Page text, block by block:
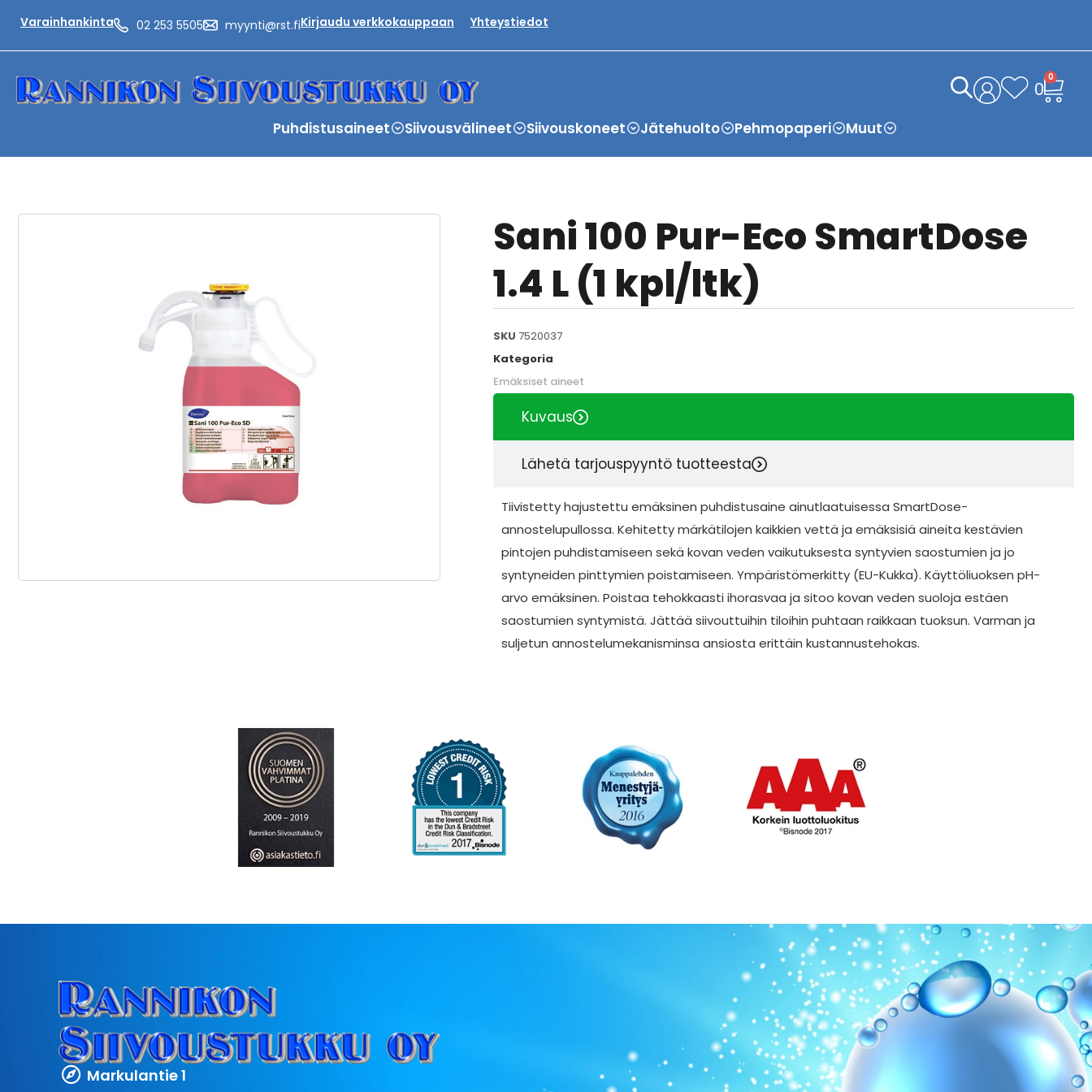
Varainhankinta 02 253 5505 myynti@rst.fiKirjaudu verkkokauppaan Yhteystiedot
0
0
Puhdistusaineet Siivousvälineet Siivouskoneet Jätehuolto Pehmopaperi Muut
Sani 100 Pur-Eco SmartDose
1.4 L (1 kpl/ltk)
SKU 7520037
Kategoria
Emäksiset aineet
Kuvaus
Lähetä tarjouspyyntö tuotteesta
Tiivistetty hajustettu emäksinen puhdistusaine ainutlaatuisessa SmartDose-
annostelupullossa. Kehitetty märkätilojen kaikkien vettä ja emäksisiä aineita kestävien
pintojen puhdistamiseen sekä kovan veden vaikutuksesta syntyvien saostumien ja jo
syntyneiden pinttymien poistamiseen. Ympäristömerkitty (EU-Kukka). Käyttöliuoksen pH-
arvo emäksinen. Poistaa tehokkaasti ihorasvaa ja sitoo kovan veden suoloja estäen
saostumien syntymistä. Jättää siivouttuihin tiloihin puhtaan raikkaan tuoksun. Varman ja
suljetun annostelumekanisminsa ansiosta erittäin kustannustehokas.
Markulantie 1